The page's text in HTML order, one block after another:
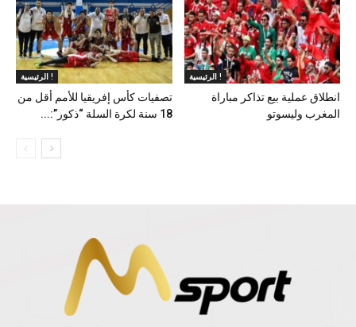
الرئيسية !
تصفيات كأس إفريقيا للأمم أقل من
18 سنة لكرة السلة “ذكور”:...
الرئيسية !
انطلاق عملية بيع تذاكر مباراة
المغرب وليسوتو